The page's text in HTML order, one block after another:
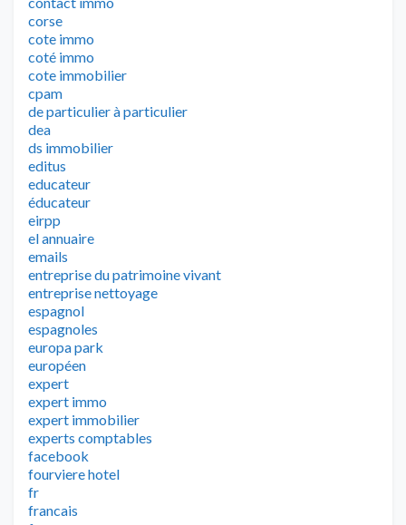
corse
cote immo
coté immo
cote immobilier
cpam
de particulier à particulier
dea
ds immobilier
editus
educateur
éducateur
eirpp
el annuaire
emails
entreprise du patrimoine vivant
entreprise nettoyage
espagnol
espagnoles
europa park
européen
expert
expert immo
expert immobilier
experts comptables
facebook
fourviere hotel
fr
francais